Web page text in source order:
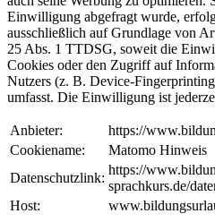
Einwilligung abgefragt wurde,
ausschließlich auf Grundlage von
25 Abs. 1 TTDSG, soweit die
Cookies oder den Zugriff auf
Nutzers (z. B. Device-
umfasst. Die Einwilligung ist
Anbieter:
https://
Cookiename:
Matomo Hinweis
Datenschutzlink:
https://
sprachkurs.de/
Host: